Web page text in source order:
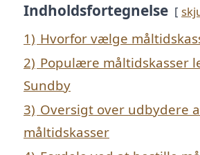
Indholdsfortegnelse
1) Hvorfor vælge
2) Populære måltidskasser
Sundby
3) Oversigt over udbydere
måltidskasser